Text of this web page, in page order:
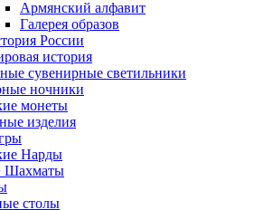
Армянский алфавит
Галерея образов
России
история
сувенирные светильники
ночники
монеты
изделия
Нарды
Шахматы
столы